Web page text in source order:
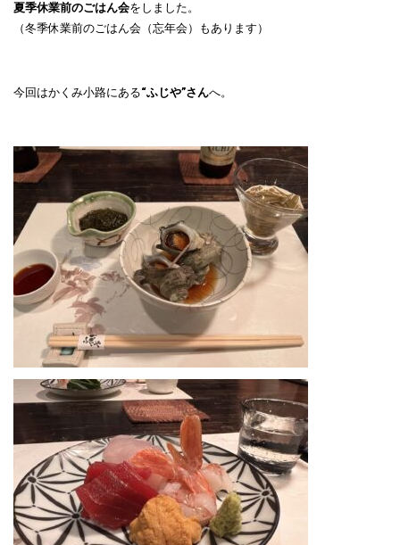
夏季休業前のごはん会をしました。
（冬季休業前のごはん会（忘年会）もあります）
今回はかくみ小路にある“ふじや”さんへ。